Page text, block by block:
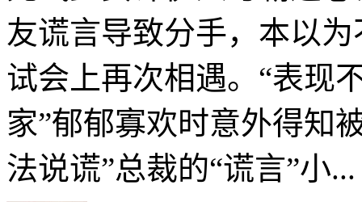
友谎言导致分手，本以
试会上再次相遇。“表现
家”郁郁寡欢时意外得知
法说谎”总裁的“谎言”小